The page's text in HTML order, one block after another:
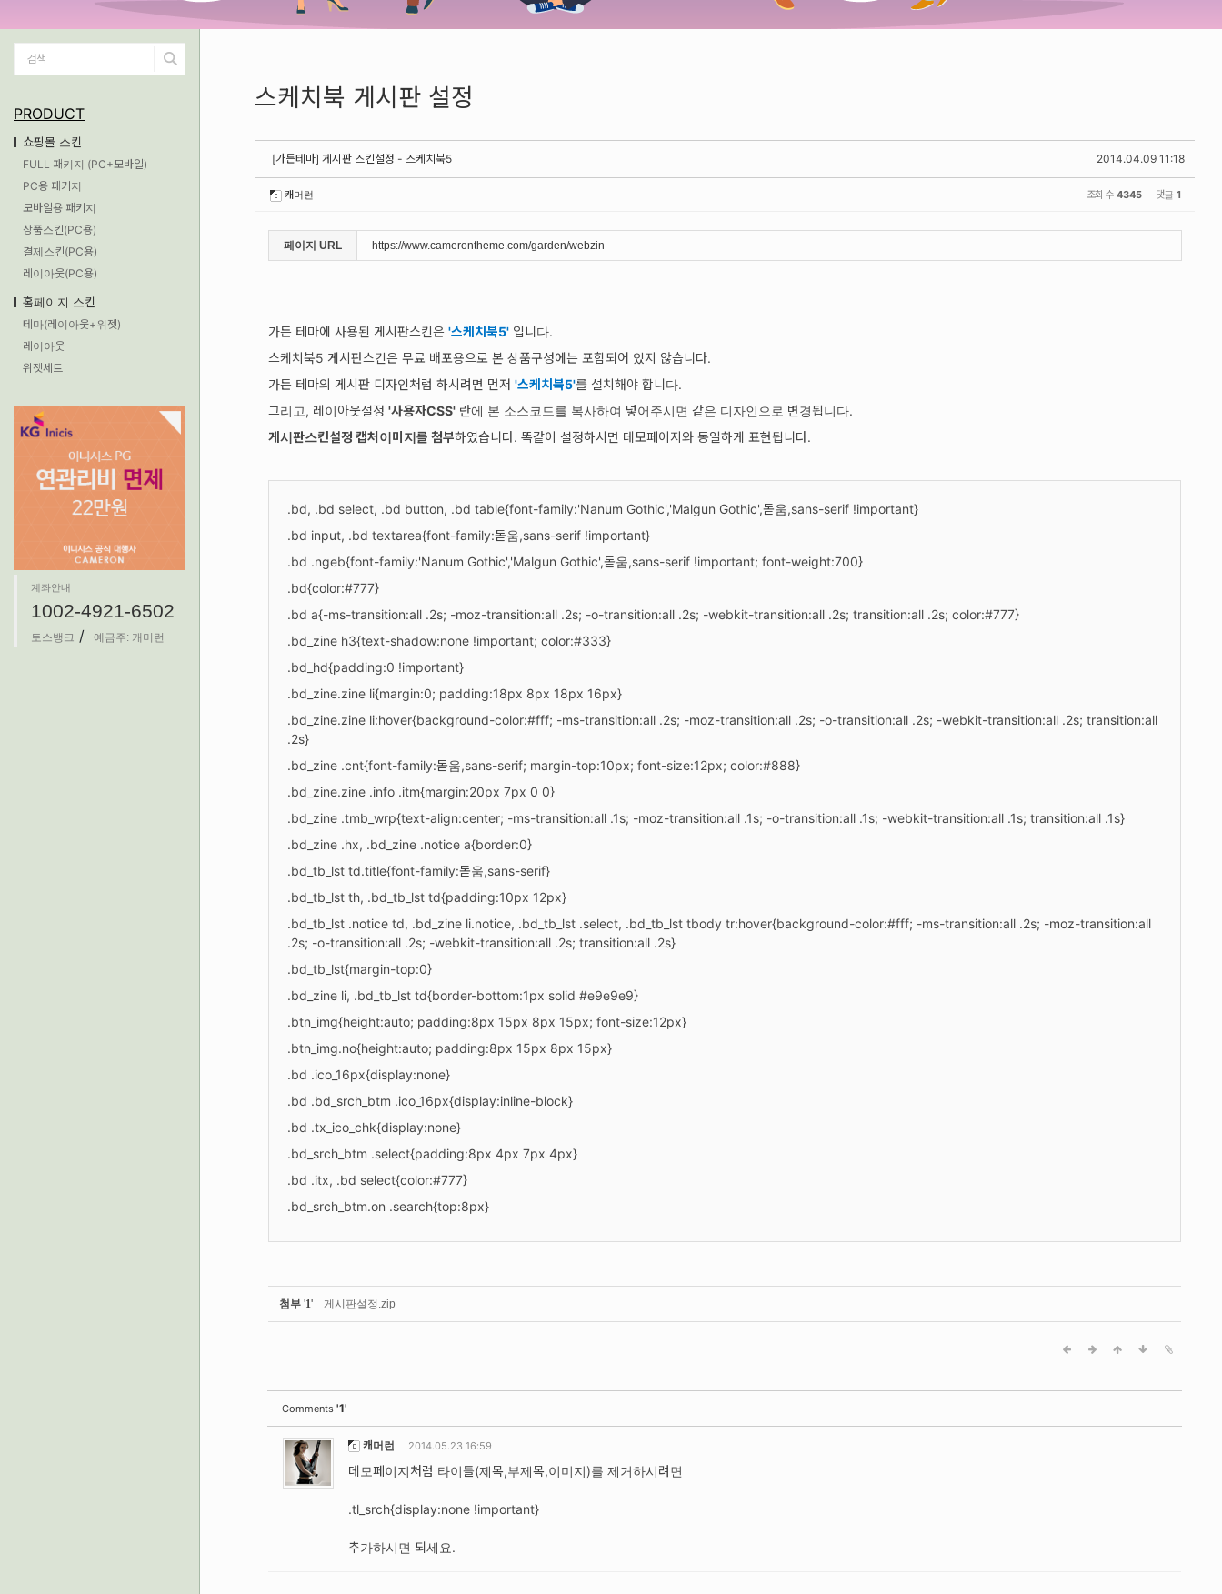
PRODUCT
쇼핑몰 스킨
FULL 패키지 (PC+모바일)
PC용 패키지
모바일용 패키지
상품스킨(PC용)
결제스킨(PC용)
레이아웃(PC용)
홈페이지 스킨
테마(레이아웃+위젯)
레이아웃
위젯세트
계좌안내
1002-4921-6502
토스뱅크 / 예금주: 캐머런
스케치북 게시판 설정
2014.04.09 11:18
[가든테마] 게시판 스킨설정 - 스케치북5
캐머런 조회 수 4345 댓글 1
페이지 URL https://www.camerontheme.com/garden/webzin
가든 테마에 사용된 게시판스킨은 '스케치북5' 입니다.
스케치북5 게시판스킨은 무료 배포용으로 본 상품구성에는 포함되어 있지 않습니다.
가든 테마의 게시판 디자인처럼 하시려면 먼저 '스케치북5'를 설치해야 합니다.
그리고, 레이아웃설정 '사용자CSS' 란에 본 소스코드를 복사하여 넣어주시면 같은 디자인으로 변경됩니다.
게시판스킨설정 캡처이미지를 첨부하였습니다. 똑같이 설정하시면 데모페이지와 동일하게 표현됩니다.
.bd, .bd select, .bd button, .bd table{font-family:'Nanum Gothic','Malgun Gothic',돋움,sans-serif !important}
.bd input, .bd textarea{font-family:돋움,sans-serif !important}
.bd .ngeb{font-family:'Nanum Gothic','Malgun Gothic',돋움,sans-serif !important; font-weight:700}
.bd{color:#777}
.bd a{-ms-transition:all .2s; -moz-transition:all .2s; -o-transition:all .2s; -webkit-transition:all .2s; transition:all .2s; color:#777}
.bd_zine h3{text-shadow:none !important; color:#333}
.bd_hd{padding:0 !important}
.bd_zine.zine li{margin:0; padding:18px 8px 18px 16px}
.bd_zine.zine li:hover{background-color:#fff; -ms-transition:all .2s; -moz-transition:all .2s; -o-transition:all .2s; -webkit-transition:all .2s; transition:all
.2s}
.bd_zine .cnt{font-family:돋움,sans-serif; margin-top:10px; font-size:12px; color:#888}
.bd_zine.zine .info .itm{margin:20px 7px 0 0}
.bd_zine .tmb_wrp{text-align:center; -ms-transition:all .1s; -moz-transition:all .1s; -o-transition:all .1s; -webkit-transition:all .1s; transition:all .1s}
.bd_zine .hx, .bd_zine .notice a{border:0}
.bd_tb_lst td.title{font-family:돋움,sans-serif}
.bd_tb_lst th, .bd_tb_lst td{padding:10px 12px}
.bd_tb_lst .notice td, .bd_zine li.notice, .bd_tb_lst .select, .bd_tb_lst tbody tr:hover{background-color:#fff; -ms-transition:all .2s; -moz-transition:all
.2s; -o-transition:all .2s; -webkit-transition:all .2s; transition:all .2s}
.bd_tb_lst{margin-top:0}
.bd_zine li, .bd_tb_lst td{border-bottom:1px solid #e9e9e9}
.btn_img{height:auto; padding:8px 15px 8px 15px; font-size:12px}
.btn_img.no{height:auto; padding:8px 15px 8px 15px}
.bd .ico_16px{display:none}
.bd .bd_srch_btm .ico_16px{display:inline-block}
.bd .tx_ico_chk{display:none}
.bd_srch_btm .select{padding:8px 4px 7px 4px}
.bd .itx, .bd select{color:#777}
.bd_srch_btm.on .search{top:8px}
첨부 '1' 게시판설정.zip
Comments '1'
캐머런 2014.05.23 16:59
데모페이지처럼 타이틀(제목,부제목,이미지)를 제거하시려면
.tl_srch{display:none !important}
추가하시면 되세요.